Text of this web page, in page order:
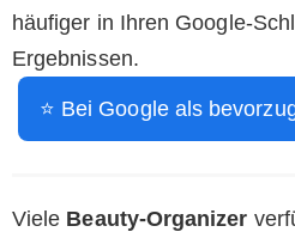
häufiger in Ihren Google-
Ergebnissen.
⭐ Bei Google als
Viele Beauty-Organizer